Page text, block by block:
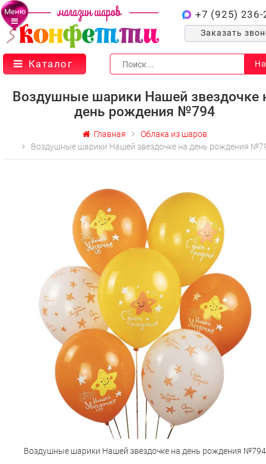
Меню +7 (925) 236-
Заказать
Каталог
Воздушные шарики Нашей звездочке
день рождения №794
Главная
Облака из шаров
Воздушные шарики Нашей звездочке на день рождения
Воздушные шарики Нашей звездочке на день рождения №794